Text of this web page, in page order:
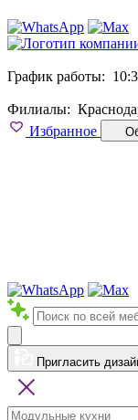
График работы:
Филиалы:
Избранное
Пригласить